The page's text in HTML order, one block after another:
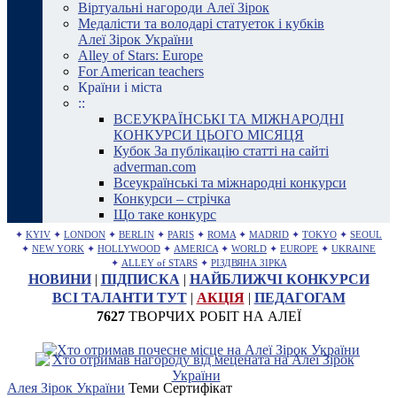
Віртуальні нагороди Алеї Зірок
Медалісти та володарі статуеток і кубків
Алеї Зірок України
Alley of Stars: Europe
For American teachers
Країни і міста
::
ВСЕУКРАЇНСЬКІ ТА МІЖНАРОДНІ
КОНКУРСИ ЦЬОГО МІСЯЦЯ
Кубок За публікацію статті на сайті
adverman.com
Всеукраїнські та міжнародні конкурси
Конкурси – стрічка
Що таке конкурс
✦ KYIV ✦ LONDON ✦ BERLIN ✦ PARIS ✦ ROMA ✦ MADRID ✦ TOKYO ✦ SEOUL
✦ NEW YORK ✦ HOLLYWOOD ✦ AMERICA ✦ WORLD ✦ EUROPE ✦ UKRAINE
✦ ALLEY of STARS ✦ РІЗДВЯНА ЗІРКА
НОВИНИ| ПІДПИСКА | НАЙБЛИЖЧІ КОНКУРСИ
ВСІ ТАЛАНТИ ТУТ| АКЦІЯ| ПЕДАГОГАМ
7627ТВОРЧИХ РОБІТ НА АЛЕЇ
Алея Зірок України Теми Сертифікат